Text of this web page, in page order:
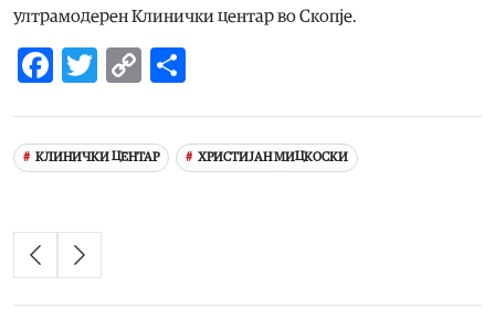
ултрамодерен Клинички центар во Скопје.
Facebook
Twitter
Copy
КЛИНИЧКИ ЦЕНТАР ХРИСТИЈАН МИЦКОСКИ